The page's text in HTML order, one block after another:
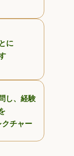
に
し、経験
クチャー